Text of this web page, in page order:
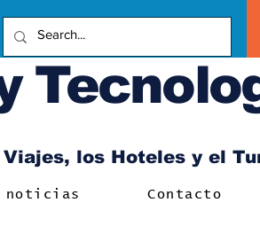
los Hoteles y el
noticias Contacto